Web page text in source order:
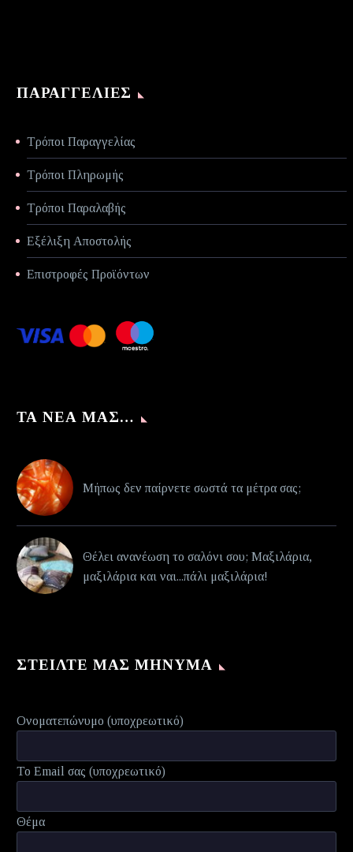
ΠΑΡΑΓΓΕΛΊΕΣ
Τρόποι Παραγγελίας
Τρόποι Πληρωμής
Τρόποι Παραλαβής
Εξέλιξη Αποστολής
Επιστροφές Προϊόντων
ΤΑ ΝΈΑ ΜΑΣ…
Μήπως δεν παίρνετε σωστά τα μέτρα σας;
Θέλει ανανέωση το σαλόνι σου; Μαξιλάρια,
μαξιλάρια και ναι...πάλι μαξιλάρια!
ΣΤΕΊΛΤΕ ΜΑΣ ΜΉΝΥΜΑ
Ονοματεπώνυμο (υποχρεωτικό)
Το Email σας (υποχρεωτικό)
Θέμα